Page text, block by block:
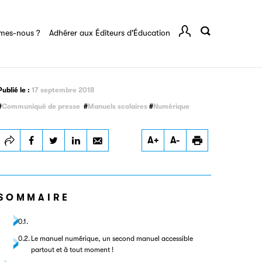
nous ? Adhérer aux Éditeurs d'Éducation
le : 17 septembre 2018
Communiqué de presse
Manuels scolaires Numérique
A+ A-
Le manuel numérique, un second manuel accessible
partout et à tout moment !